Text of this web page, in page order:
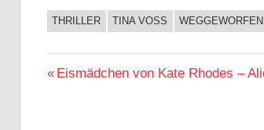
BUCHIGES
THRILLER TINA VOSS WEGGEWORFEN
Beitragsnavigation
Vorheriger
Eismädchen von Kate Rhodes –